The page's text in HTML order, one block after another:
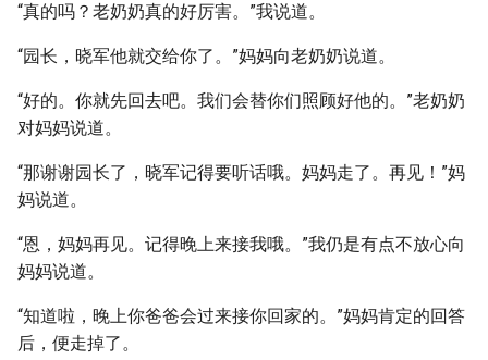
“真的吗？老奶奶真的好厉害。”我说道。
“园长，晓军他就交给你了。”妈妈向老奶奶说道。
“好的。你就先回去吧。我们会替你们照顾好他的。”老奶奶
对妈妈说道。
“那谢谢园长了，晓军记得要听话哦。妈妈走了。再见！”妈
妈说道。
“恩，妈妈再见。记得晚上来接我哦。”我仍是有点不放心向
妈妈说道。
“知道啦，晚上你爸爸会过来接你回家的。”妈妈肯定的回答
后，便走掉了。